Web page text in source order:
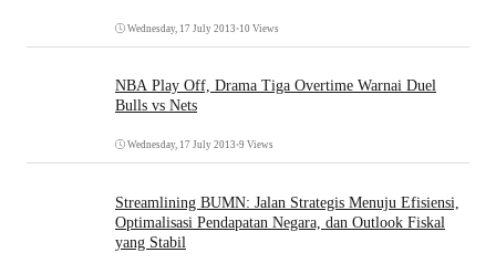
Wednesday, 17 July 2013 •10 Views
NBA Play Off, Drama Tiga Overtime Warnai Duel
Bulls vs Nets
Wednesday, 17 July 2013 •9 Views
Streamlining BUMN: Jalan Strategis Menuju Efisiensi,
Optimalisasi Pendapatan Negara, dan Outlook Fiskal
yang Stabil